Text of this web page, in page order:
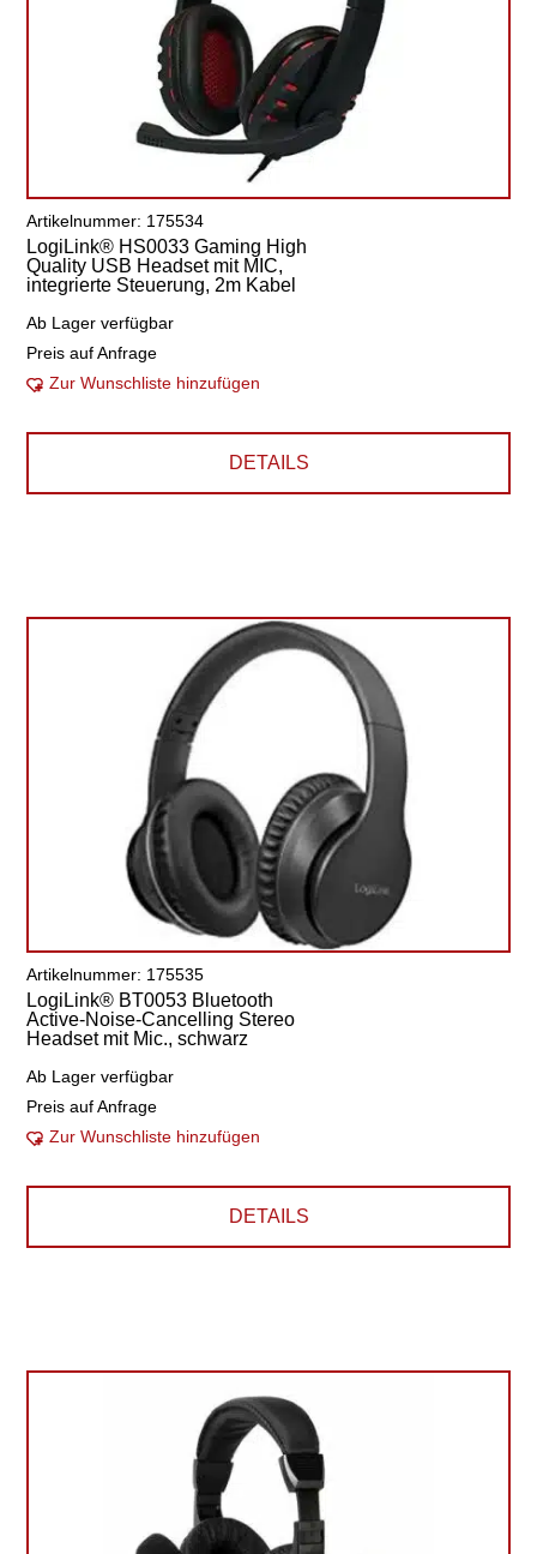
Artikelnummer: 175534
LogiLink® HS0033 Gaming High
Quality USB Headset mit MIC,
integrierte Steuerung, 2m Kabel
Ab Lager verfügbar
Preis auf Anfrage
Zur Wunschliste hinzufügen
DETAILS
Artikelnummer: 175535
LogiLink® BT0053 Bluetooth
Active-Noise-Cancelling Stereo
Headset mit Mic., schwarz
Ab Lager verfügbar
Preis auf Anfrage
Zur Wunschliste hinzufügen
DETAILS